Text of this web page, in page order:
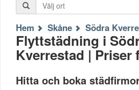
Hem Skåne Södra
Flyttstädning i
Kverrestad | Priser
Hitta och boka